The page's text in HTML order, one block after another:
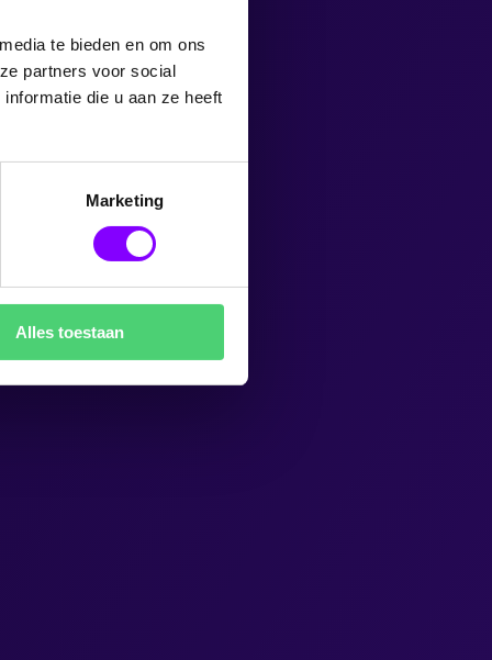
te bieden en om ons
partners voor social
die u aan ze heeft
Marketing
Alles toestaan